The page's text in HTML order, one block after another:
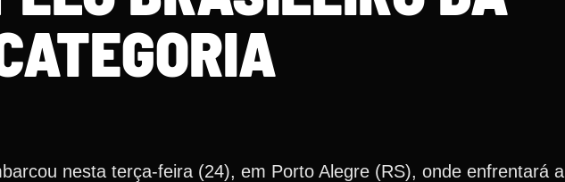
nesta terça-feira (24), em Porto Alegre (RS), onde enfrentará a